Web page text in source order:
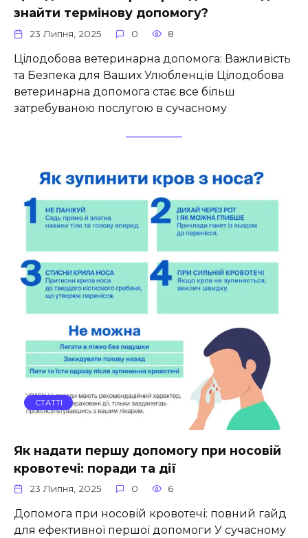
знайти термінову допомогу?
23 Липня, 2025 0 8
Цілодобова ветеринарна допомога: Важливість
та Безпека для Ваших Улюбленців Цілодобова
ветеринарна допомога стає все більш
затребуваною послугою в сучасному
СТАТТІ
Як надати першу допомогу при носовій
кровотечі: поради та дії
23 Липня, 2025 0 6
Допомога при носовій кровотечі: повний гайд
для ефективної першої допомоги У сучасному